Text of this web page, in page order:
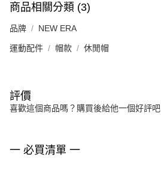
商品相關分類 (3)
品牌 NEW ERA
運動配件 帽款 休閒帽
評價
喜歡這個商品嗎？購買後給他一個好評吧
一 必買清單 一